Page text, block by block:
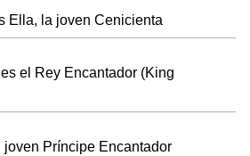
Ella, la joven Cenicienta
es el Rey Encantador (King
joven Príncipe Encantador